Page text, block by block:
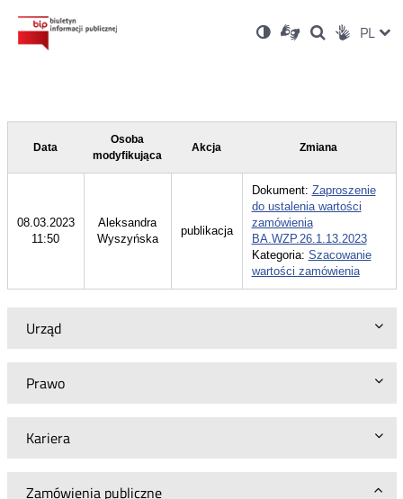
Ustawienia
Wersja
kontrastowa
Dla
niesłyszących
OtwórzOtwórz
w
Otwórz
w
Social PL
Urząd
Prawo
Kariera
Zamówienia publiczne
Data
Osoba
modyfikująca
Akcja Zmiana
08.03.2023
11:50
Aleksandra
Wyszyńska
publikacja
Dokument: Zaproszenie
do ustalenia wartości
zamówienia
BA.WZP.26.1.13.2023
Kategoria: Szacowanie
wartości zamówienia